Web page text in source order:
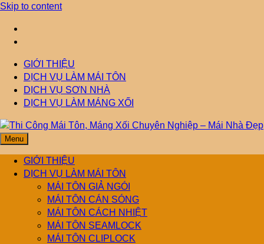
Skip to content
GIỚI THIỆU
DỊCH VỤ LÀM MÁI TÔN
DỊCH VỤ SƠN NHÀ
DỊCH VỤ LÀM MÁNG XỐI
Thi Công Mái Tôn,
Máng Xối Chuyên
Nghiệp – Mái Nhà
Mái Nhà Đẹp chuyên làm mái tôn, máng xối chống thấm, thoát
nước hiệu quả. Đội ngũ lành nghề – bảo hành dài hạn – tư vấn
miễn phí.
Menu
GIỚI THIỆU
DỊCH VỤ LÀM MÁI TÔN
MÁI TÔN GIẢ NGÓI
MÁI TÔN CÁN SÓNG
MÁI TÔN CÁCH NHIỆT
MÁI TÔN SEAMLOCK
MÁI TÔN CLIPLOCK